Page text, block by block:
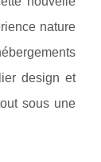
nature
design et
sous une